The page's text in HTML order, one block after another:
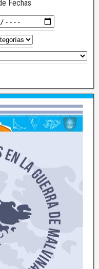
Fechas